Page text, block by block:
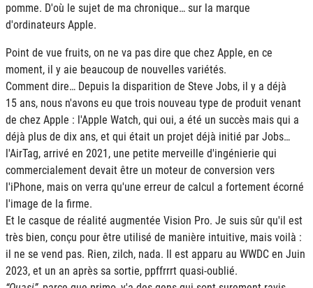
pomme. D'où le sujet de ma chronique… sur la marque
d'ordinateurs Apple.
Point de vue fruits, on ne va pas dire que chez Apple, en ce
moment, il y aie beaucoup de nouvelles variétés.
Comment dire… Depuis la disparition de Steve Jobs, il y a déjà
15 ans, nous n'avons eu que trois nouveau type de produit venant
de chez Apple : l'Apple Watch, qui oui, a été un succès mais qui a
déjà plus de dix ans, et qui était un projet déjà initié par Jobs…
l'AirTag, arrivé en 2021, une petite merveille d'ingénierie qui
commercialement devait être un moteur de conversion vers
l'iPhone, mais on verra qu'une erreur de calcul a fortement écorné
l'image de la firme.
Et le casque de réalité augmentée Vision Pro. Je suis sûr qu'il est
très bien, conçu pour être utilisé de manière intuitive, mais voilà :
il ne se vend pas. Rien, zilch, nada. Il est apparu au WWDC en Juin
2023, et un an après sa sortie, ppffrrrt quasi-oublié.